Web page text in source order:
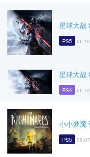
星球大战
PS5 06-
星球大战
PS4 06-
小小梦魇
PS5 06-